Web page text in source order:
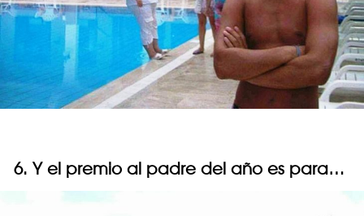
6. Y el premio al padre del año es para…